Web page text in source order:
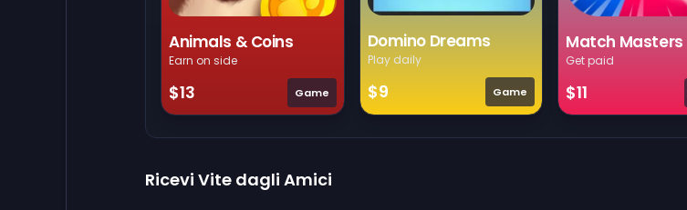
Animals & Coins
Earn on side
$13 Game
Domino Dreams
Play daily
$9 Game
Match Masters
Get paid
$11
Ricevi Vite dagli Amici